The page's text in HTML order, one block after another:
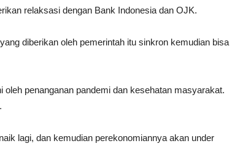
relaksasi dengan Bank Indonesia dan OJK.
diberikan oleh pemerintah itu sinkron kemudian bisa
penanganan pandemi dan kesehatan masyarakat.
lagi, dan kemudian perekonomiannya akan under